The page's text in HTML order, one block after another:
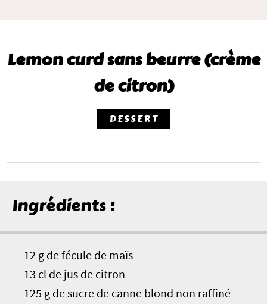
Lemon curd sans beurre (crème
de citron)
DESSERT
Ingrédients :
12 g de fécule de maïs
13 cl de jus de citron
125 g de sucre de canne blond non raffiné